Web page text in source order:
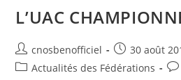
L’UAC
cnosbenofficiel
30 août
Actualités des Fédérations